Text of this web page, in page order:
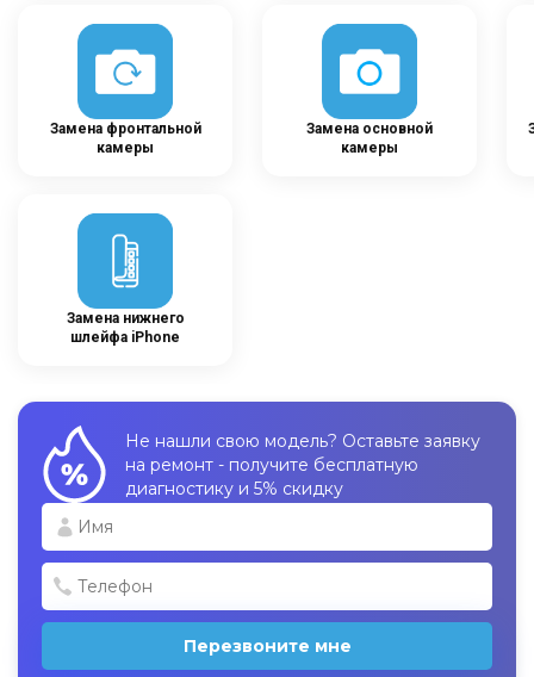
Замена фронтальной
камеры
Замена основной
камеры
Замена нижнего
шлейфа iPhone
Не нашли свою модель? Оставьте заявку
на ремонт - получите бесплатную
диагностику и 5% скидку
Перезвоните мне